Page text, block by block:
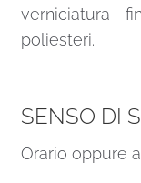
verniciatura
poliesteri.
SENSO DI
Orario oppure